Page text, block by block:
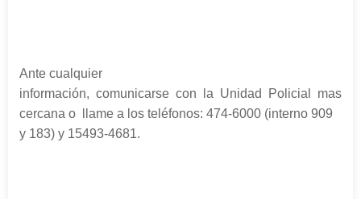
Ante cualquier
información, comunicarse con la Unidad Policial mas
cercana o llame a los teléfonos: 474-6000 (interno 909
y 183) y 15493-4681.